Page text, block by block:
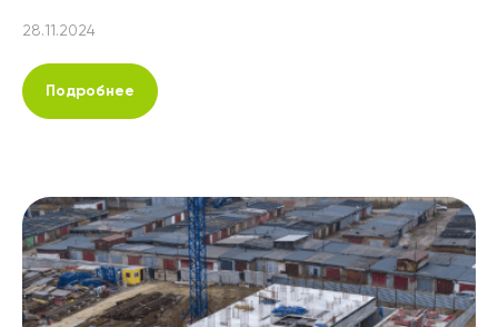
28.11.2024
Подробнее